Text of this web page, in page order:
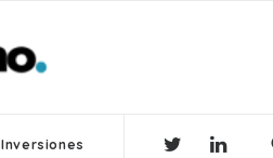
Inversiones